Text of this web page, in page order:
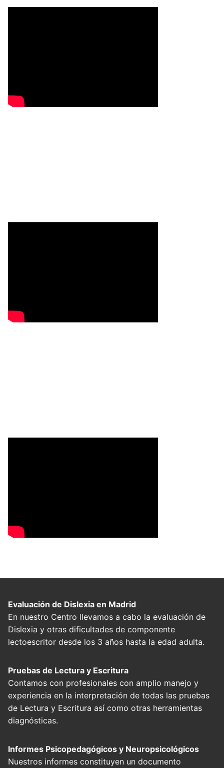
Evaluación de Dislexia en Madrid
En nuestro Centro llevamos a cabo la evaluación de
Dislexia y otras dificultades de componente
lectoescritor desde los 3 años hasta la edad adulta.
Pruebas de Lectura y Escritura
Contamos con profesionales con amplio manejo y
experiencia en la interpretación de todas las pruebas
de Lectura y Escritura así como otras herramientas
diagnósticas.
Informes Psicopedagógicos y Neuropsicológicos
Nuestros informes constituyen un documento